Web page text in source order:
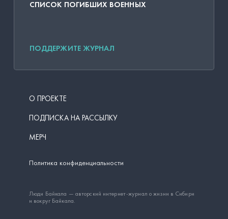
СПИСОК ПОГИБШИХ ВОЕННЫХ
ПОДДЕРЖИТЕ ЖУРНАЛ
О ПРОЕКТЕ
ПОДПИСКА НА РАССЫЛКУ
МЕРЧ
Политика конфиденциальности
Люди Байкала — авторский интернет-журнал о жизни в Сибири
и вокруг Байкала.